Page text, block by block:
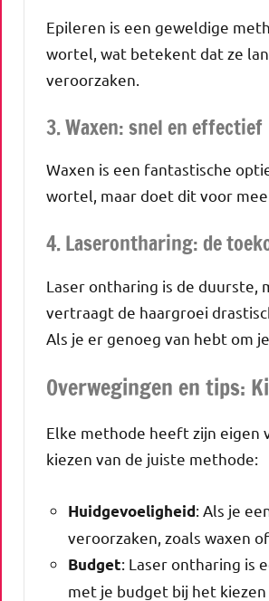
Epileren is een geweldige
wortel, wat betekent dat ze
veroorzaken.
3. Waxen: snel en effectief
Waxen is een fantastische
wortel, maar doet dit voor
4. Laserontharing: de
Laser ontharing is de duurste,
vertraagt ​​de haargroei
Als je er genoeg van hebt om
Overwegingen en tips:
Elke methode heeft zijn eigen
kiezen van de juiste methode:
Huidgevoeligheid: Als je
veroorzaken, zoals waxen
Budget: Laser ontharing is
met je budget bij het kiezen